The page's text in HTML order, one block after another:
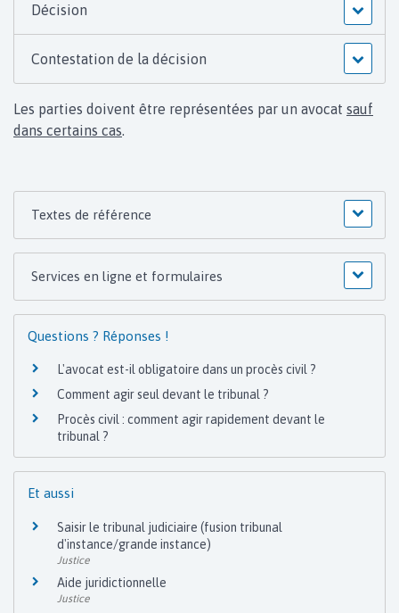
Décision
Contestation de la décision
Les parties doivent être représentées par un avocat sauf
dans certains cas.
Textes de référence
Services en ligne et formulaires
Questions ? Réponses !
L'avocat est-il obligatoire dans un procès civil ?
Comment agir seul devant le tribunal ?
Procès civil : comment agir rapidement devant le
tribunal ?
Et aussi
Saisir le tribunal judiciaire (fusion tribunal
d'instance/grande instance)
Justice
Aide juridictionnelle
Justice